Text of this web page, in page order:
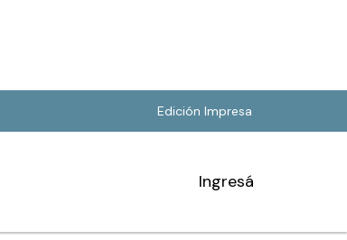
Edición Impresa
Ingresá